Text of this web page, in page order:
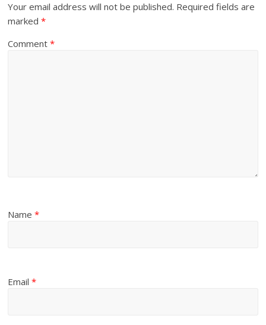
Your email address will not be published. Required fields are
marked*
Comment*
Name*
Email*